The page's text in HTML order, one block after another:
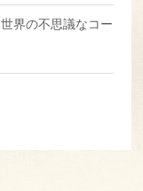
界の不思議なコー